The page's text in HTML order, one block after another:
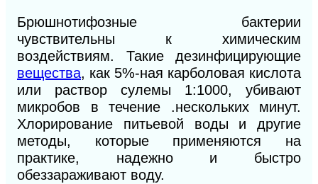
Брюшнотифозные бактерии
чувствительны к химическим
воздействиям. Такие дезинфицирующие
вещества, как 5%-ная карболовая кислота
или раствор сулемы 1:1000, убивают
микробов в течение .нескольких минут.
Хлорирование питьевой воды и другие
методы, которые применяются на
практике, надежно и быстро
обеззараживают воду.